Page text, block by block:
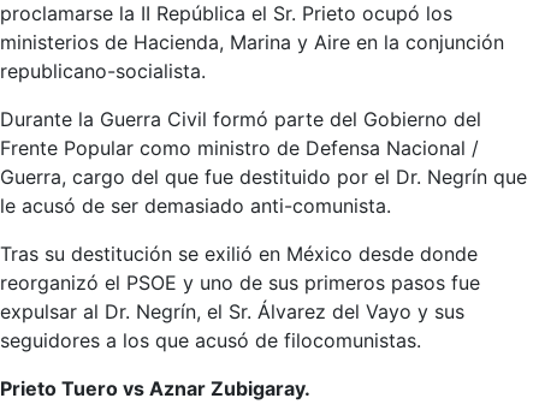
proclamarse la II República el Sr. Prieto ocupó los
ministerios de Hacienda, Marina y Aire en la conjunción
republicano-socialista.
Durante la Guerra Civil formó parte del Gobierno del
Frente Popular como ministro de Defensa Nacional /
Guerra, cargo del que fue destituido por el Dr. Negrín que
le acusó de ser demasiado anti-comunista.
Tras su destitución se exilió en México desde donde
reorganizó el PSOE y uno de sus primeros pasos fue
expulsar al Dr. Negrín, el Sr. Álvarez del Vayo y sus
seguidores a los que acusó de filocomunistas.
Prieto Tuero vs Aznar Zubigaray.